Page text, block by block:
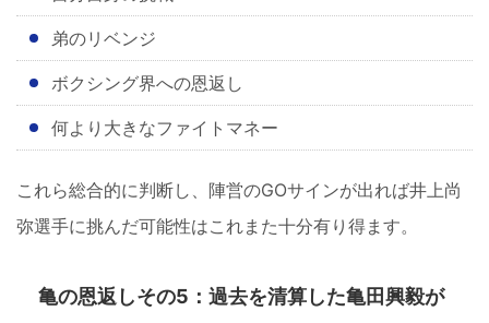
弟のリベンジ
ボクシング界への恩返し
何より大きなファイトマネー
これら総合的に判断し、陣営のGOサインが出れば井上尚
弥選手に挑んだ可能性はこれまた十分有り得ます。
亀の恩返しその5：過去を清算した亀田興毅が